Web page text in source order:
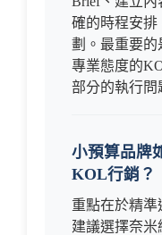
確的時程安排
劃。最重要的
專業態度的
部分的執行問
小預算品牌
KOL行銷？
重點在於精準
建議選擇奈米